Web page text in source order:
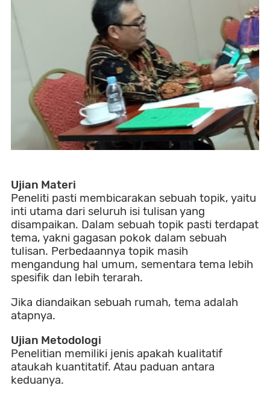
Ujian Materi
Peneliti pasti membicarakan sebuah topik, yaitu
inti utama dari seluruh isi tulisan yang
disampaikan. Dalam sebuah topik pasti terdapat
tema, yakni gagasan pokok dalam sebuah
tulisan. Perbedaannya topik masih
mengandung hal umum, sementara tema lebih
spesifik dan lebih terarah.
Jika diandaikan sebuah rumah, tema adalah
atapnya.
Ujian Metodologi
Penelitian memiliki jenis apakah kualitatif
ataukah kuantitatif. Atau paduan antara
keduanya.